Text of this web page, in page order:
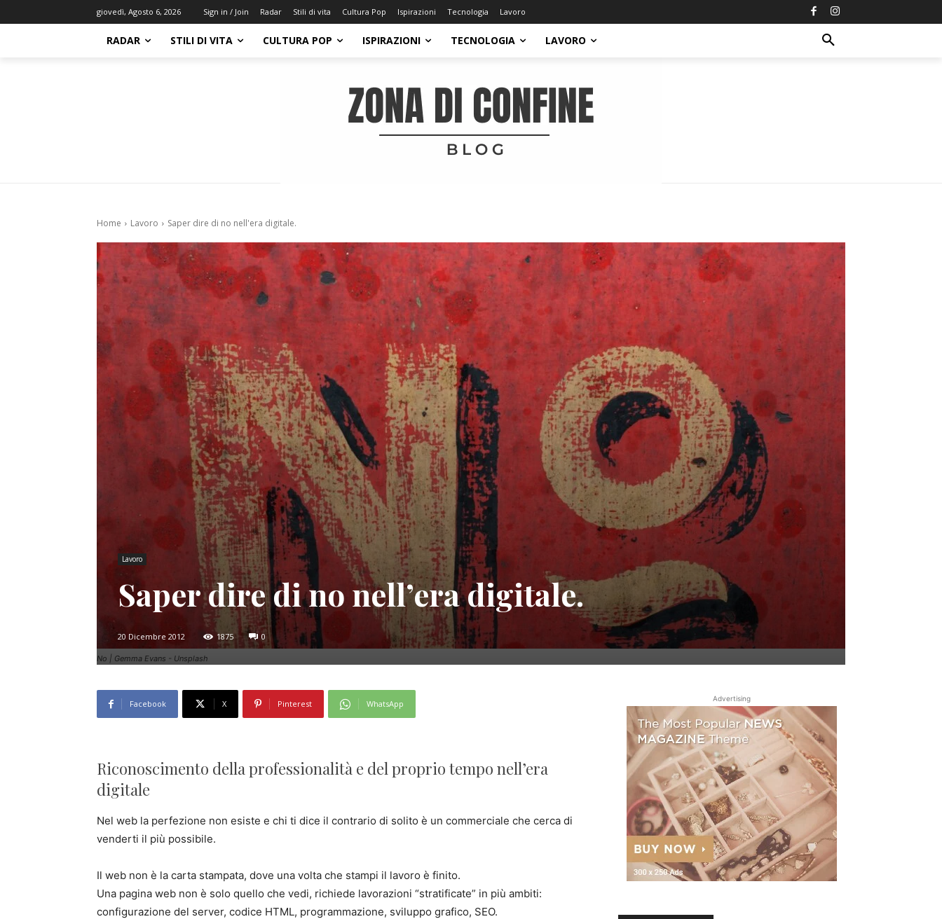
giovedì, Agosto 6, 2026 Sign in / Join Radar Stili di vita Cultura Pop Ispirazioni Tecnologia Lavoro
RADAR STILI DI VITA CULTURA POP ISPIRAZIONI TECNOLOGIA LAVORO
Home Lavoro Saper dire di no nell'era digitale.
No | Gemma Evans - Unsplash
Lavoro
Saper dire di no nell’era digitale.
20 Dicembre 2012 1875 0
Facebook X Pinterest WhatsApp
Riconoscimento della professionalità e del proprio tempo nell’era
digitale
Nel web la perfezione non esiste e chi ti dice il contrario di solito è un commerciale che cerca di
venderti il più possibile.
Il web non è la carta stampata, dove una volta che stampi il lavoro è finito.
Una pagina web non è solo quello che vedi, richiede lavorazioni “stratificate” in più ambiti:
configurazione del server, codice HTML, programmazione, sviluppo grafico, SEO.
Advertising